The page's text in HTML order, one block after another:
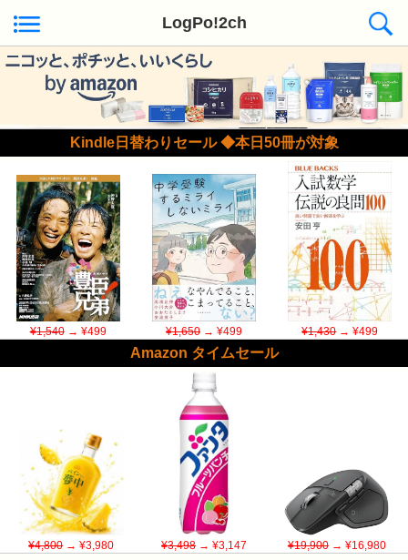
LogPo!2ch
Kindle日替わりセール ◆本日50冊が対象
¥1,540→ ¥499 ¥1,650→ ¥499 ¥1,430→ ¥499
Amazon タイムセール
¥4,800→ ¥3,980 ¥3,498→ ¥3,147 ¥19,900→ ¥16,980